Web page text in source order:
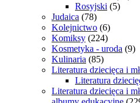
Rosyjski (5)
Judaica (78)
Kolejnictwo (6)
Komiksy (224)
Kosmetyka - uroda (9)
Kulinaria (85)
Literatura dziecięca i
Literatura
Literatura dziecięca i